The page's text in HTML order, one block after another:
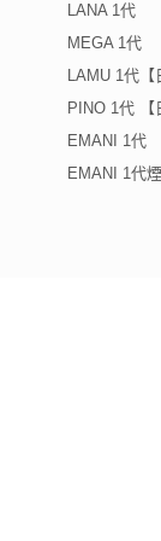
LANA 1代
MEGA 1代
LAMU 1代【
PINO 1代 【
EMANI 1代
EMANI 1代